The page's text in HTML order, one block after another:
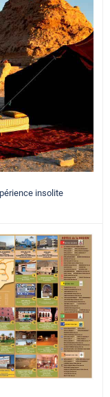
insolite